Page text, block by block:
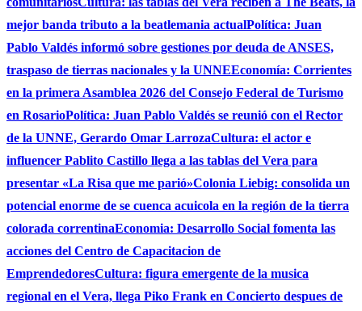
mejor banda tributo a la beatlemania actualPolítica: Juan
Pablo Valdés informó sobre gestiones por deuda de ANSES,
traspaso de tierras nacionales y la UNNEEconomía: Corrientes
en la primera Asamblea 2026 del Consejo Federal de Turismo
en RosarioPolítica: Juan Pablo Valdés se reunió con el Rector
de la UNNE, Gerardo Omar LarrozaCultura: el actor e
influencer Pablito Castillo llega a las tablas del Vera para
presentar «La Risa que me parió»Colonia Liebig: consolida un
potencial enorme de se cuenca acuicola en la región de la tierra
colorada correntinaEconomia: Desarrollo Social fomenta las
acciones del Centro de Capacitacion de
EmprendedoresCultura: figura emergente de la musica
regional en el Vera, llega Piko Frank en Concierto despues de